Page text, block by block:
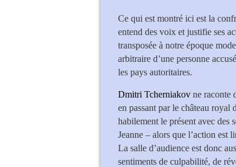
Ce qui est montré ici est la
entend des voix et justifie ses
transposée à notre époque
arbitraire d’une personne
les pays autoritaires.
Dmitri Tcherniakov ne raconte
en passant par le château
habilement le présent avec des
Jeanne – alors que l’action est
La salle d’audience est donc
sentiments de culpabilité, de